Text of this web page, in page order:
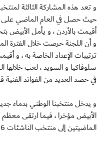
و تعد هذه المشاركة الثالثة
حيث حصل في العام الماضي على
أقيمت بالأردن ، و يأمل الأبيض
و أن اللجنة حرصت خلال الفترة
ترتيبات الإعداد الخاصة به ، و
سلوفاكيا و السويد ، لعب
في حصد العديد من الفوائد الفنية
الأبيض مؤخرا ، فيما ارتقى معظم
الماضيتين إلى منتخب الناشئات 16 سنة .